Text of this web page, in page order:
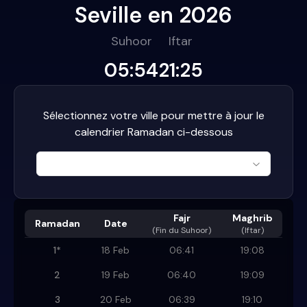
Seville en 2026
Suhoor
05:54
Iftar
21:25
Sélectionnez votre ville pour mettre à jour le
calendrier Ramadan ci-dessous
Ramadan Date Fajr
(Fin du Suhoor)
Maghrib
(Iftar)
1* 18 Feb 06:41
19:08
2
19 Feb 06:40
19:09
3
20 Feb 06:39
19:10